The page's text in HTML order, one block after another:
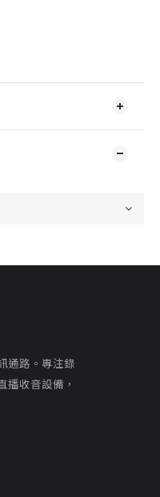
通路。專注錄
播收音設備，